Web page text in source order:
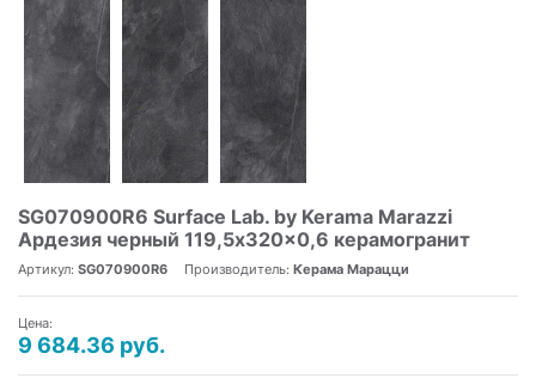
SG070900R6 Surface Lab. by Kerama Marazzi
Ардезия черный 119,5x320x0,6 керамогранит
Артикул: SG070900R6 Производитель: Керама Марацци
Цена:
9 684.36 руб.